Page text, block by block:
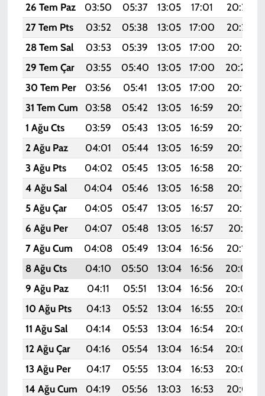
26 Tem Paz
03:50 05:37 13:05 17:01 20:23
27 Tem Pts
03:52 05:38 13:05 17:00 20:22
28 Tem Sal
03:53 05:39 13:05 17:00 20:21
29 Tem Çar
03:55 05:40 13:05 17:00 20:20
30 Tem Per
03:56 05:41 13:05 17:00 20:19
31 Tem Cum
03:58 05:42 13:05 16:59 20:18
1 Ağu Cts
03:59 05:43 13:05 16:59 20:17
2 Ağu Paz
04:01 05:44 13:05 16:59 20:16
3 Ağu Pts
04:02 05:45 13:05 16:58 20:15
4 Ağu Sal
04:04 05:46 13:05 16:58 20:14
5 Ağu Çar
04:05 05:47 13:05 16:57 20:13
6 Ağu Per
04:07 05:48 13:05 16:57 20:11
7 Ağu Cum
04:08 05:49 13:04 16:56 20:10
8 Ağu Cts
04:10 05:50 13:04 16:56 20:09
9 Ağu Paz
04:11 05:51 13:04 16:56 20:08
10 Ağu Pts
04:13 05:52 13:04 16:55 20:07
11 Ağu Sal
04:14 05:53 13:04 16:54 20:05
12 Ağu Çar
04:16 05:54 13:04 16:54 20:04
13 Ağu Per
04:17 05:55 13:04 16:53 20:03
14 Ağu Cum
04:19 05:56 13:03 16:53 20:01